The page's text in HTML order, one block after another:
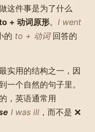
件事是为了什么
+ 动词原形。 I went
的 to + 动词回答的
实用的结构之一，因
一个自然的句子里。
，英语通常用
I was ill ，而不是 ❌